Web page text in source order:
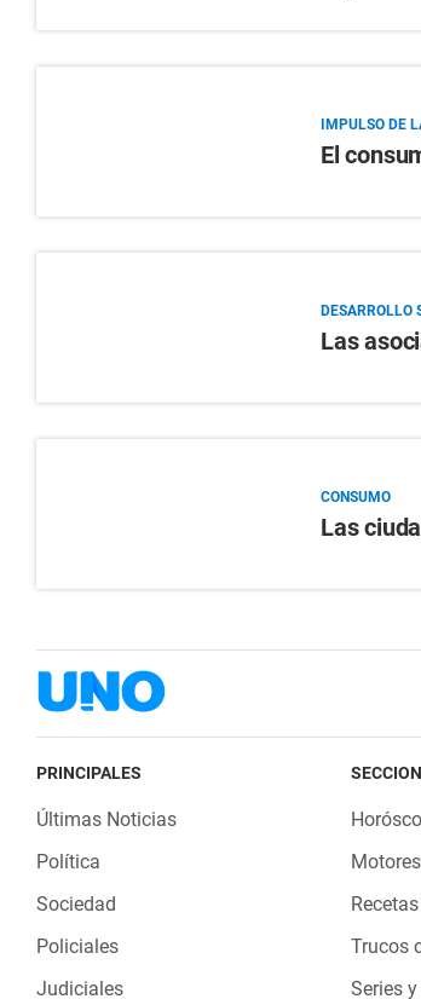
IMPULSO DE
El
DESARROLLO
Las
CONSUMO
Las
PRINCIPALES
Últimas Noticias
Política
Sociedad
Policiales
Judiciales
Motores
Recetas
Trucos
Series